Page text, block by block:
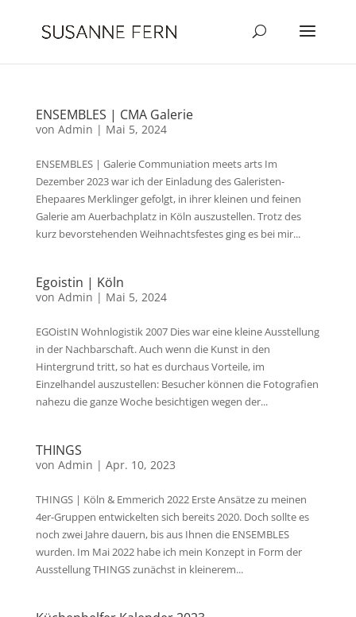
ENSEMBLES | CMA Galerie
von Admin | Mai 5, 2024
ENSEMBLES | Galerie Communiation meets arts Im
Dezember 2023 war ich der Einladung des Galeristen-
Ehepaares Merklinger gefolgt, in ihrer kleinen und feinen
Galerie am Auerbachplatz in Köln auszustellen. Trotz des
kurz bevorstehenden Weihnachtsfestes ging es bei mir...
Egoistin | Köln
von Admin | Mai 5, 2024
EGOistIN Wohnlogistik 2007 Dies war eine kleine Ausstellung
in der Nachbarschaft. Auch wenn die Kunst in den
Hintergrund tritt, so hat es durchaus Vorteile, im
Einzelhandel auszustellen: Besucher können die Fotografien
nahezu die ganze Woche besichtigen wegen der...
THINGS
von Admin | Apr. 10, 2023
THINGS | Köln & Emmerich 2022 Erste Ansätze zu meinen
4er-Gruppen entwickelten sich bereits 2020. Doch sollte es
noch zwei Jahre dauern, bis aus Ihnen die ENSEMBLES
wurden. Im Mai 2022 habe ich mein Konzept in Form der
Ausstellung THINGS zunächst in kleinerem...